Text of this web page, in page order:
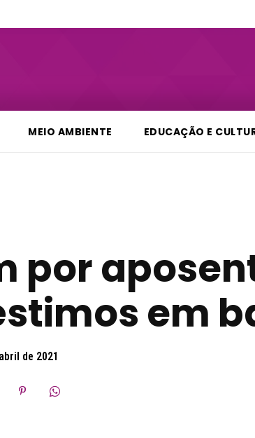
MEIO AMBIENTE EDUCAÇÃO E
por
em
de 2021